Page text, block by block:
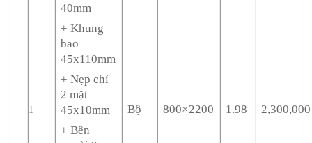
1
40mm
+ Khung
bao
45x110mm
+ Nẹp chỉ
2 mặt
45x10mm
+ Bên
Bộ 800×2200 1.98 2,300,000